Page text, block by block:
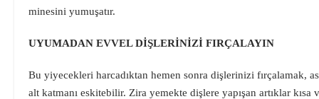
minesini yumuşatır.
UYUMADAN EVVEL DİŞLERİNİZİ FIRÇALAYIN
Bu yiyecekleri harcadıktan hemen sonra dişlerinizi fırçalamak,
alt katmanı eskitebilir. Zira yemekte dişlere yapışan artıklar